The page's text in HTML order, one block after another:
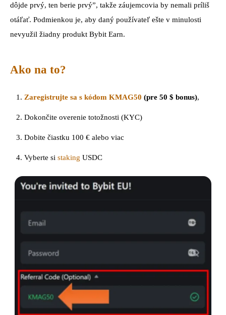
dôjde prvý, ten berie prvý”, takže záujemcovia by nemali príliš
otáľať. Podmienkou je, aby daný používateľ ešte v minulosti
nevyužil žiadny produkt Bybit Earn.
Ako na to?
Zaregistrujte sa s kódom KMAG50 (pre 50 $ bonus),
Dokončite overenie totožnosti (KYC)
Dobite čiastku 100 € alebo viac
Vyberte si staking USDC